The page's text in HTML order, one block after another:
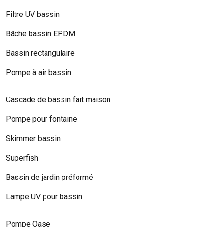
Filtre UV bassin
Bâche bassin EPDM
Bassin rectangulaire
Pompe à air bassin
Cascade de bassin fait maison
Pompe pour fontaine
Skimmer bassin
Superfish
Bassin de jardin préformé
Lampe UV pour bassin
Pompe Oase